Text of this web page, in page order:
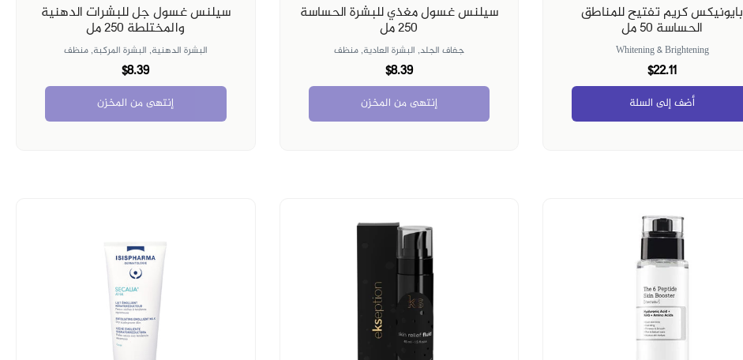
بايونيكس كريم تفتيح للمناطق
الحساسة ٥٠ مل
Whitening & Brightening
$22.11
أضف إلى السلة
سيلنس غسول مغذي للبشرة الحساسة
٢٥٠ مل
جفاف الجلد, البشرة العادية,منظف
$8.39
إنتهى من المخزن
سيلنس غسول جل للبشرات الدهنية
والمختلطة ٢٥٠ مل
البشرة الدهنية, البشرة المركبة,منظف
$8.39
إنتهى من المخزن